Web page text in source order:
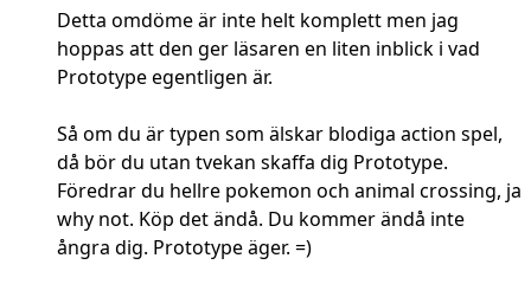
Detta omdöme är inte helt komplett men jag
hoppas att den ger läsaren en liten inblick i vad
Prototype egentligen är.
Så om du är typen som älskar blodiga action spel,
då bör du utan tvekan skaffa dig Prototype.
Föredrar du hellre pokemon och animal crossing, ja
why not. Köp det ändå. Du kommer ändå inte
ångra dig. Prototype äger. =)